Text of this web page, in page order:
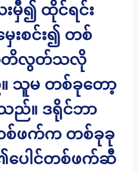
မှီ၍ ထိုင်ရင်း
းစင်း၍ တစ်
တိလွတ်သလို
။ သူမ တစ်ခုတော့
။ ဒရိုင်ဘာ
ဖက်က တစ်ခုခု
ေါင်တစ်ဖက်ဆီ